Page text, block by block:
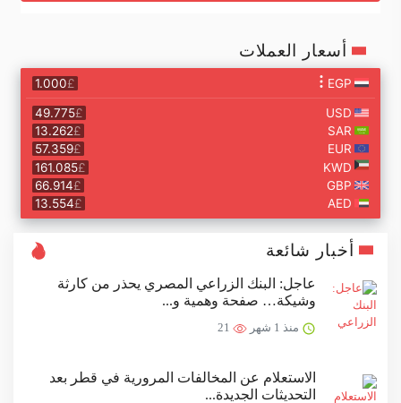
أسعار العملات
أخبار شائعة
عاجل: البنك الزراعي المصري يحذر من كارثة
وشيكة… صفحة وهمية و...
منذ 1 شهر
الاستعلام عن المخالفات المرورية في قطر بعد
التحديثات الجديدة...